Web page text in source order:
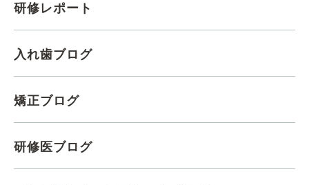
研修レポート
入れ歯ブログ
矯正ブログ
研修医ブログ